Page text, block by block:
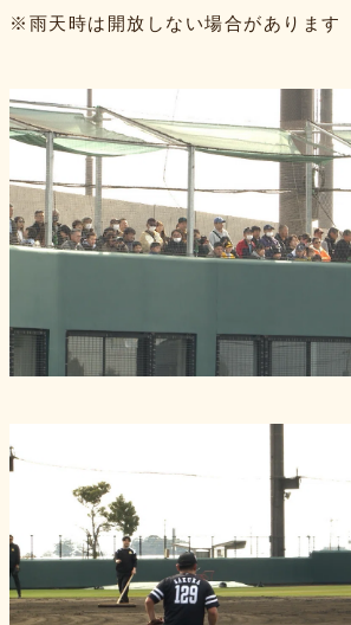
※雨天時は開放しない場合があります